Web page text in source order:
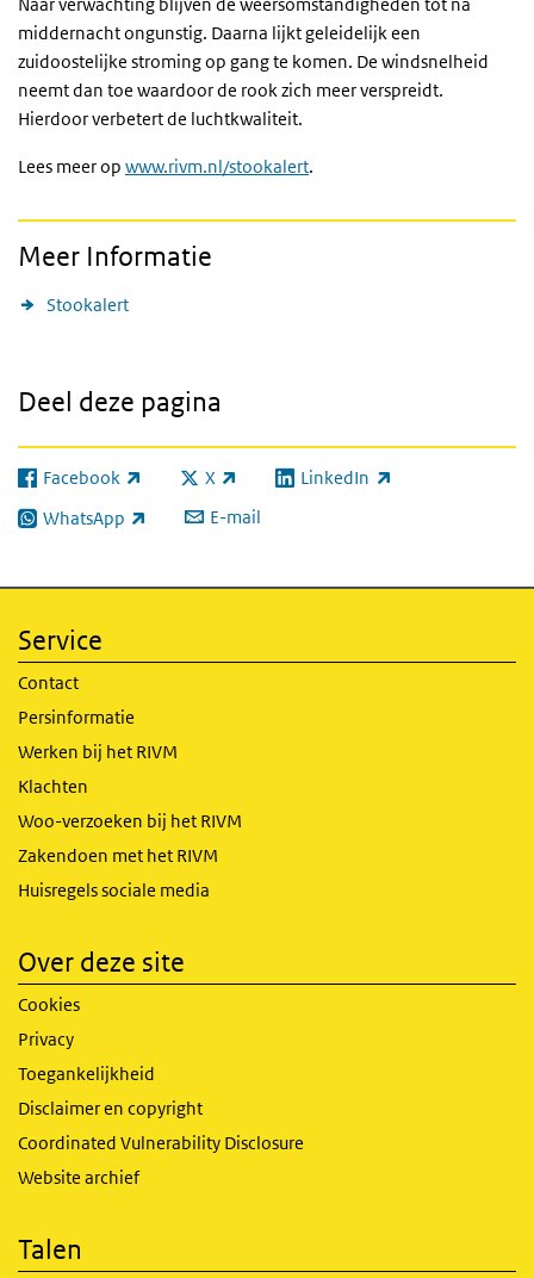
middernacht ongunstig. Daarna lijkt geleidelijk een
zuidoostelijke stroming op gang te komen. De windsnelheid
neemt dan toe waardoor de rook zich meer verspreidt.
Hierdoor verbetert de luchtkwaliteit.
Lees meer op www.rivm.nl/stookalert.
Meer Informatie
Stookalert
Deel deze pagina
Facebook
(externe link) X
(externe link) LinkedIn
(externe link)
WhatsApp
(externe link) E-mail
Service
Contact
Persinformatie
Werken bij het RIVM
Klachten
Woo-verzoeken bij het RIVM
Zakendoen met het RIVM
Huisregels sociale media
Over deze site
Cookies
Privacy
Toegankelijkheid
Disclaimer en copyright
Coordinated Vulnerability Disclosure
Website archief
Talen